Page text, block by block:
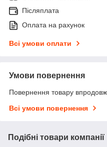
Післяплата
Оплата на рахунок
Всі умови оплати
Умови повернення
Повернення товару
Всі умови повернення
Подібні товари компанії